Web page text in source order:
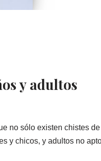
y adultos
no sólo existen chistes
y chicos, y adultos no